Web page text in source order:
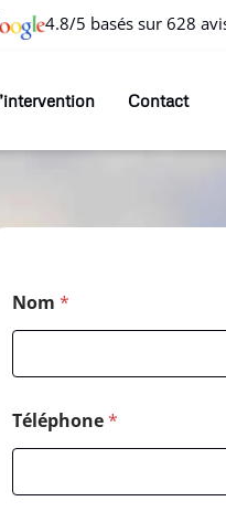
4.8/5 basés sur 628
Contact
Nom *
Téléphone*